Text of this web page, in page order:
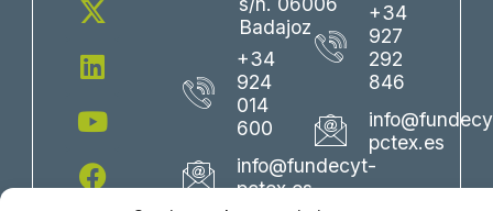
-
t
w
i
t
t
e
i
n
k
e
d
i
n
o
u
t
u
b
e
a
c
e
b
o
o
k
n
s
t
a
g
r
a
Badajoz
+34
924
014
600
info@fundecyt-
pctex.es
+34
927
292
846
pctex.es